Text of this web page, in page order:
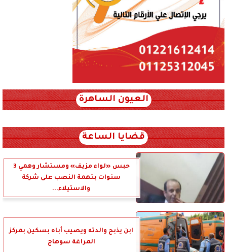
العيون الساهرة
قضايا الساعة
حبس «لواء مزيف» ومستشار وهمي 3
سنوات بتهمة النصب على شركة
والاستيلاء...
ابن يذبح والدته ويصيب أباه بسكين بمركز
المراغة سوهاج